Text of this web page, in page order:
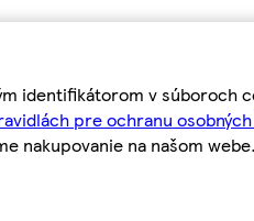
identifikátorom v súboroch
pre ochranu
nakupovanie na našom webe.